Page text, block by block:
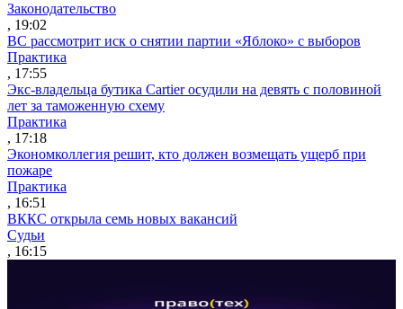
Законодательство
, 19:02
ВС рассмотрит иск о снятии партии «Яблоко» с выборов
Практика
, 17:55
Экс-владельца бутика Cartier осудили на девять с половиной
лет за таможенную схему
Практика
, 17:18
Экономколлегия решит, кто должен возмещать ущерб при
пожаре
Практика
, 16:51
ВККС открыла семь новых вакансий
Судьи
, 16:15